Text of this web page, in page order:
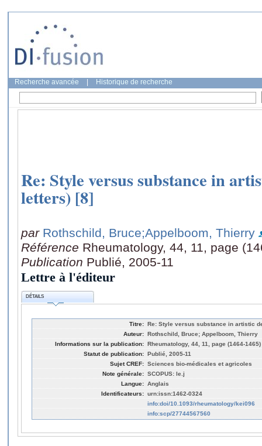
Recherche avancée Historique de recherche
Re: Style versus substance in
letters) [8]
par Rothschild, Bruce;Appelboom, Thierry
Référence Rheumatology, 44, 11, page
Publication Publié, 2005-11
Lettre à l'éditeur
DÉTAILS
Titre: Re: Style versus substance in artistic
Auteur: Rothschild, Bruce; Appelboom, Thierry
Informations sur la publication: Rheumatology, 44, 11, page (1464-1465)
Statut de publication: Publié, 2005-11
Sujet CREF: Sciences bio-médicales et agricoles
Note générale: SCOPUS: le.j
Langue: Anglais
Identificateurs: urn:issn:1462-0324
info:doi/10.1093/rheumatology/kei096
info:scp/27744567560